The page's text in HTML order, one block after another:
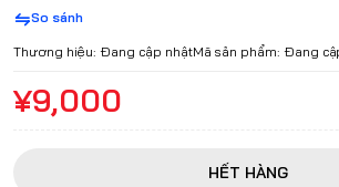
So sánh
Thương hiệu: Đang cập nhậtMã sản phẩm: Đang
¥9,000
HẾT HÀNG